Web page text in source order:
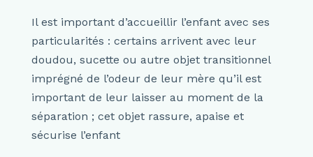
Il est important d’accueillir l’enfant avec ses
particularités : certains arrivent avec leur
doudou, sucette ou autre objet transitionnel
imprégné de l’odeur de leur mère qu’il est
important de leur laisser au moment de la
séparation ; cet objet rassure, apaise et
sécurise l’enfant